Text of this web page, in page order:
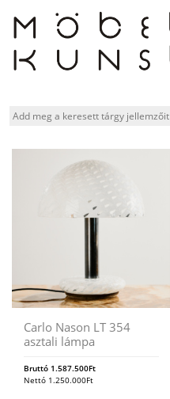
content
Carlo Nason LT 354
asztali lámpa
Bruttó 1.587.500Ft
Nettó 1.250.000Ft